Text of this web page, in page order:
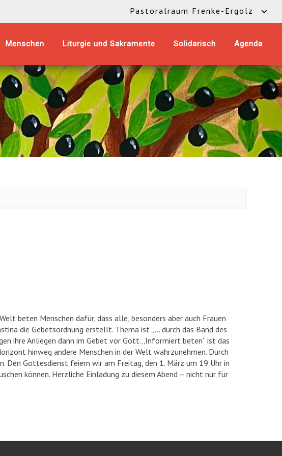
Pastoralraum Frenke-Ergolz
Menschen Liturgie und Sakramente Solidarisch Agenda
beten Menschen dafür, dass alle, besonders aber auch Frauen
die Gebetsordnung erstellt. Thema ist „… durch das Band des
ihre Anliegen dann im Gebet vor Gott. „Informiert beten“ ist das
hinweg andere Menschen in der Welt wahrzunehmen. Durch
Den Gottesdienst feiern wir am Freitag, den 1. März um 19 Uhr in
können. Herzliche Einladung zu diesem Abend – nicht nur für